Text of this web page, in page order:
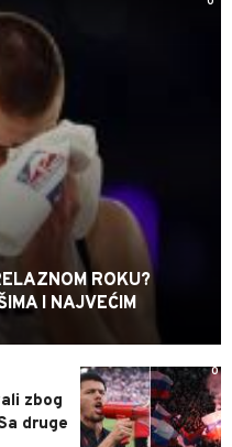
ROKU?
I NAJVEĆIM
0
zbog
druge